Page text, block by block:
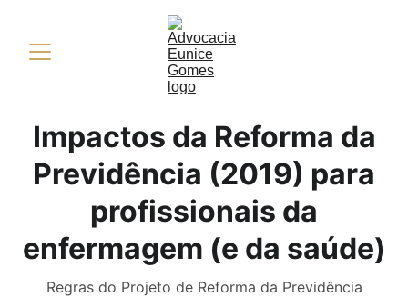
Impactos da Reforma da
Previdência (2019) para
profissionais da
enfermagem (e da saúde)
Regras do Projeto de Reforma da Previdência